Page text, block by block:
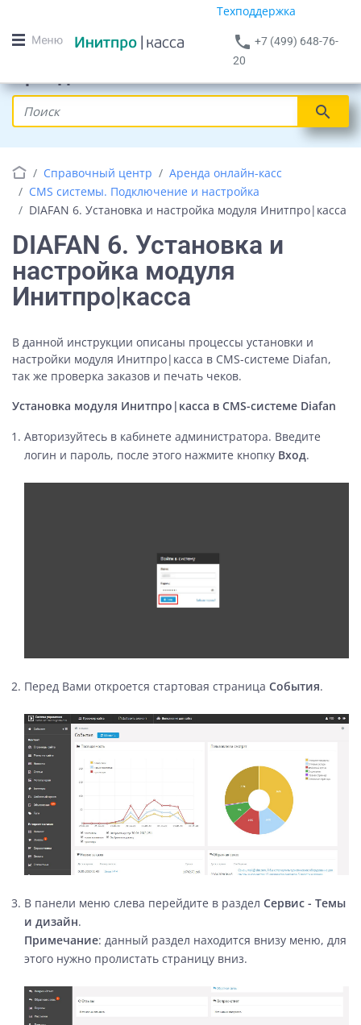
Техподдержка
phone +7 (499) 648-76-
20
search
Справочный центр
Аренда онлайн-касс
CMS системы. Подключение и настройка
DIAFAN 6. Установка и настройка модуля Инитпро|касса
DIAFAN 6. Установка и
настройка модуля
Инитпро|касса
В данной инструкции описаны процессы установки и
настройки модуля Инитпро|касса в CMS-системе Diafan,
так же проверка заказов и печать чеков.
Установка модуля Инитпро|касса в CMS-системе Diafan
Авторизуйтесь в кабинете администратора. Введите
логин и пароль, после этого нажмите кнопку Вход.
Перед Вами откроется стартовая страница События.
В панели меню слева перейдите в раздел Сервис - Темы
и дизайн.
Примечание: данный раздел находится внизу меню, для
этого нужно пролистать страницу вниз.